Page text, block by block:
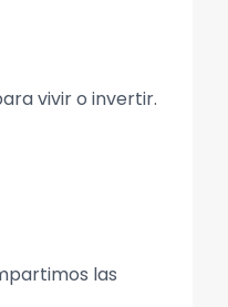
vivir o invertir.
las